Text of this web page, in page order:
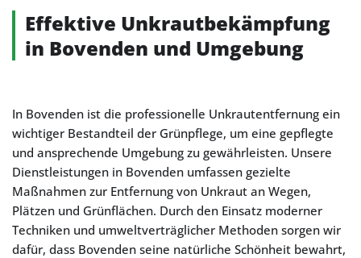
Effektive Unkrautbekämpfung
in Bovenden und Umgebung
In Bovenden ist die professionelle Unkrautentfernung ein
wichtiger Bestandteil der Grünpflege, um eine gepflegte
und ansprechende Umgebung zu gewährleisten. Unsere
Dienstleistungen in Bovenden umfassen gezielte
Maßnahmen zur Entfernung von Unkraut an Wegen,
Plätzen und Grünflächen. Durch den Einsatz moderner
Techniken und umweltverträglicher Methoden sorgen wir
dafür, dass Bovenden seine natürliche Schönheit bewahrt,